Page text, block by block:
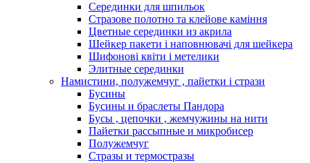
Серединки для шпильок
Стразове полотно та клейове каміння
Цветные серединки из акрила
Шейкер пакети і наповнювачі для шейкера
Шифонові квіти і метелики
Элитные серединки
Намистини, полужемчуг , пайетки і стрази
Бусины
Бусины и браслеты Пандора
Бусы , цепочки , жемчужины на нити
Пайетки рассыпные и микробисер
Полужемчуг
Стразы и термостразы